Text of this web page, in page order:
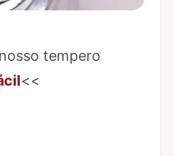
tempero
<<